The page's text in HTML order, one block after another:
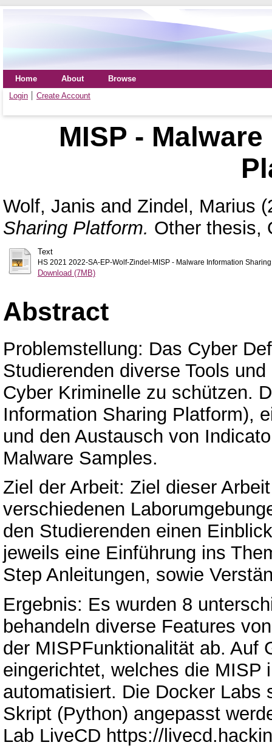
Home About
Browse
Login
Create Account
MISP -
Wolf, Janis and Zindel, Marius
Sharing Platform. Other thesis,
Text
HS 2021 2022-SA-EP-Wolf-Zindel-MISP - Malware Information
Download (7MB)
Abstract
Problemstellung: Das Cyber
Studierenden diverse Tools
Cyber Kriminelle zu schützen.
Information Sharing Platform),
und den Austausch von
Malware Samples.
Ziel der Arbeit: Ziel dieser
verschiedenen
den Studierenden einen
jeweils eine Einführung ins
Step Anleitungen, sowie
Ergebnis: Es wurden 8
behandeln diverse Features
der MISPFunktionalität ab. Auf
eingerichtet, welches die
automatisiert. Die Docker Labs
Skript (Python) angepasst
Lab LiveCD https://